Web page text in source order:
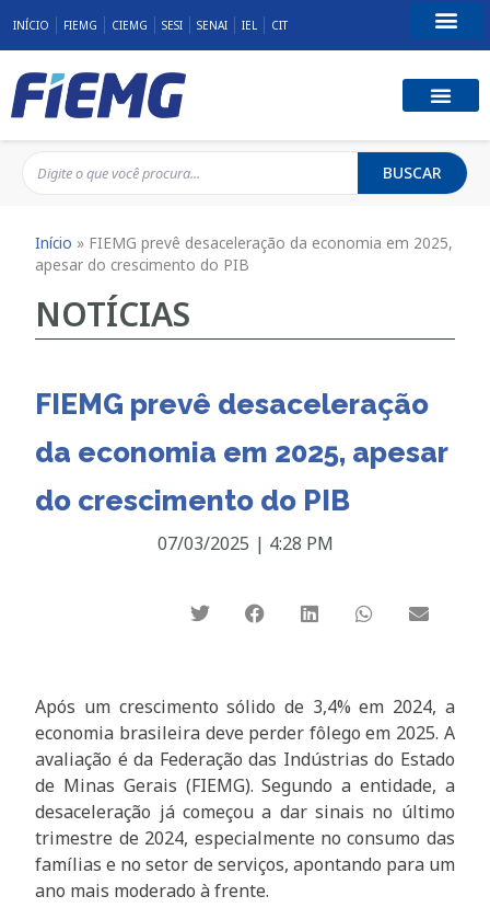
INÍCIO FIEMG CIEMG SESI SENAI IEL CIT
BUSCAR
Início » FIEMG prevê desaceleração da economia em 2025,
apesar do crescimento do PIB
NOTÍCIAS
FIEMG prevê desaceleração
da economia em 2025, apesar
do crescimento do PIB
07/03/2025 | 4:28 PM
Após um crescimento sólido de 3,4% em 2024, a
economia brasileira deve perder fôlego em 2025. A
avaliação é da Federação das Indústrias do Estado
de Minas Gerais (FIEMG). Segundo a entidade, a
desaceleração já começou a dar sinais no último
trimestre de 2024, especialmente no consumo das
famílias e no setor de serviços, apontando para um
ano mais moderado à frente.